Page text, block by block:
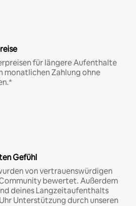
für längere Aufenthalte
monatlichen Zahlung ohne
Gefühl
von vertrauenswürdigen
bewertet. Außerdem
deines Langzeitaufenthalts
Unterstützung durch unseren